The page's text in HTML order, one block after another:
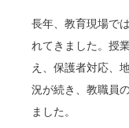
長年、教育現場で
れてきました。授
え、保護者対応、
況が続き、教職員
ました。